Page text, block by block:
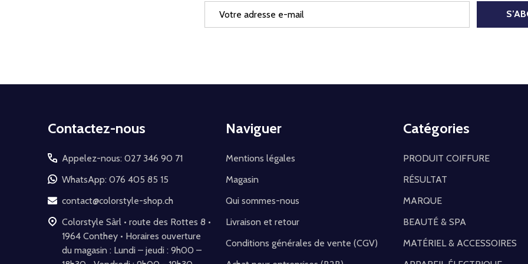
Contactez-nous
Appelez-nous: 027 346 90 71
WhatsApp: 076 405 85 15
contact@colorstyle-shop.ch
Colorstyle Sàrl • route des Rottes 8 •
1964 Conthey • Horaires ouverture
du magasin : Lundi – jeudi : 9h00 –
Naviguer
Mentions légales
Magasin
Qui sommes-nous
Livraison et retour
Conditions générales de vente (CGV)
Catégories
PRODUIT COIFFURE
RÉSULTAT
MARQUE
BEAUTÉ & SPA
MATÉRIEL & ACCESSOIRES